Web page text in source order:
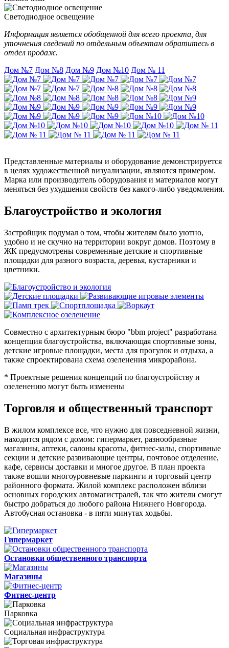
Светодиодное освещение
Информация является обобщенной для всего проекта, для
уточнения сведений по отдельным объектам обратитесь в
отдел продаж.
Дом №7 Дом №8 Дом №9 Дом №10 Дом № 11
Представленные материалы и оборудование демонстрируется
в целях художественной визуализации, являются примером.
Марка или производитель оборудования и материалов могут
меняться без ухудшения свойств без какого-либо уведомления.
Благоустройство и экология
Застройщик подумал о том, чтобы жителям было уютно,
удобно и не скучно на территории вокруг домов. Поэтому в
ЖК предусмотрены современные детские и спортивные
площадки для разного возраста, деревья, кустарники и
цветники.
Совместно с архитектурным бюро "bbm project" разработана
концепция благоустройства, включающая спортивные зоны,
детские игровые площадки, места для прогулок и отдыха, а
также спроектирована схема озеленения микрорайона.
* Проектные решения концепций по благоустройству и
озеленению могут быть изменены
Торговля и общественный транспорт
В жилом комплексе все, что нужно для повседневной жизни,
находится рядом с домом: гипермаркет, разнообразные
магазины, аптеки, салоны красоты, фитнес-залы, спортивные
секции и детские развивающие центры, почтовое отделение,
кафе, сервисы доставки и многое другое. В план проекта
также вошли многоуровневые паркинги и торговый центр
районного формата. Жилой комплекс расположен вблизи
основных городских автомагистралей, так что жители смогут
быстро добраться до любого района Нижнего Новгорода.
Автобусная остановка - в пяти минутах ходьбы.
Гипермаркет
Остановки общественного транспорта
Магазины
Фитнес-центр
Парковка
Социальная инфраструктура